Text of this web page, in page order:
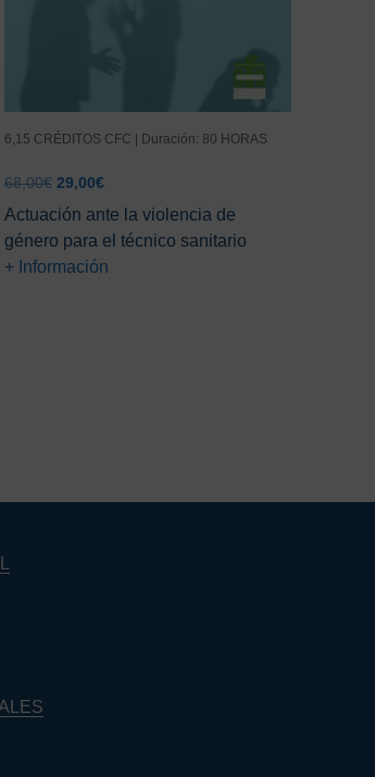
6,15 CRÉDITOS CFC | Duración: 80 HORAS
68,00€ El
precio
original
era:
68,00€.
29,00€El
actual
es:
29,00€.
Actuación ante la violencia de
género para el técnico sanitario
+ Información